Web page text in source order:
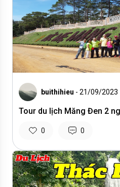
buithihieu - 21/09/2023
Tour du lịch Măng Đen 2
0 0